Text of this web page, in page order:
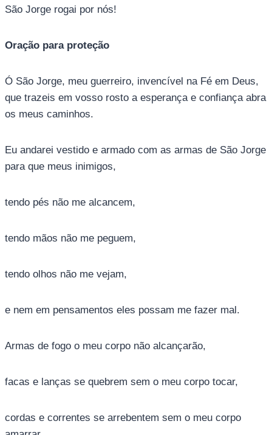
São Jorge rogai por nós!
Oração para proteção
Ó São Jorge, meu guerreiro, invencível na Fé em Deus,
que trazeis em vosso rosto a esperança e confiança abra
os meus caminhos.
Eu andarei vestido e armado com as armas de São Jorge
para que meus inimigos,
tendo pés não me alcancem,
tendo mãos não me peguem,
tendo olhos não me vejam,
e nem em pensamentos eles possam me fazer mal.
Armas de fogo o meu corpo não alcançarão,
facas e lanças se quebrem sem o meu corpo tocar,
cordas e correntes se arrebentem sem o meu corpo